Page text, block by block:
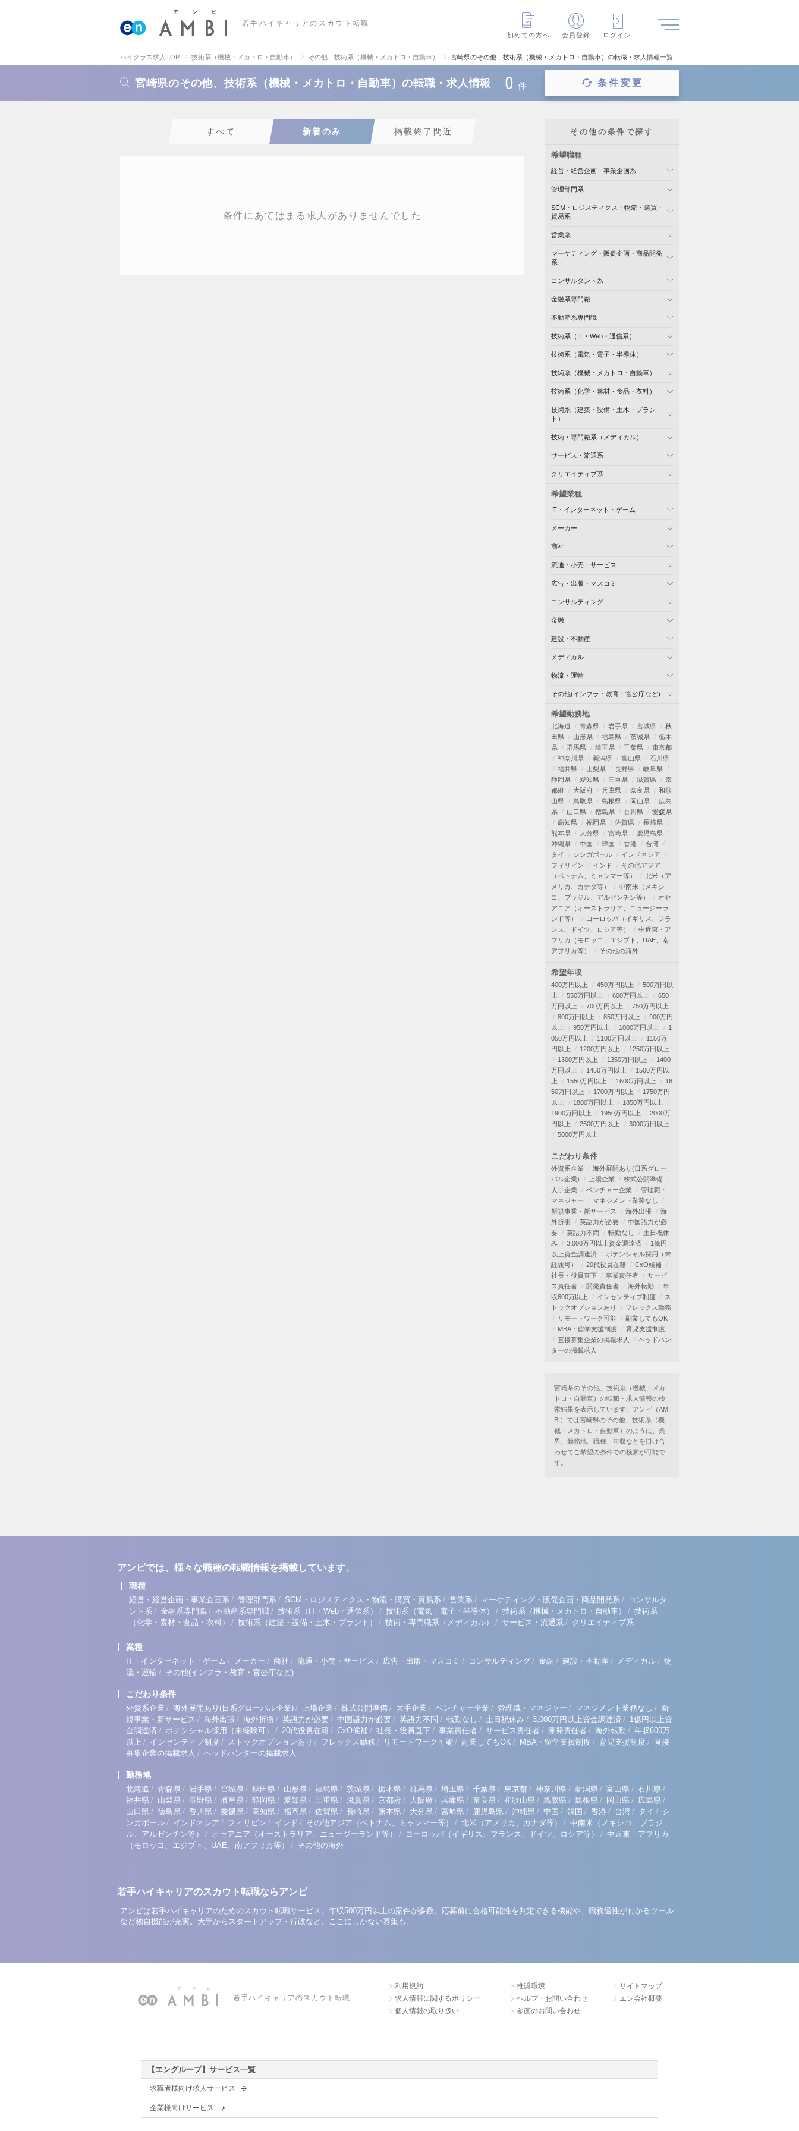
若手ハイキャリアのスカウト転職
初めての方へ
会員登録 ログイン
ハイクラス求人TOP 技術系（機械・メカトロ・自動車） その他、技術系（機械・メカトロ・自動車） 宮崎県のその他、技術系（機械・メカトロ・自動車）の転職・求人情報一覧
宮崎県のその他、技術系（機械・メカトロ・自動車）の転職・求人情報 0 件 条件変更
すべて 新着のみ 掲載終了間近
条件にあてはまる求人がありませんでした
その他の条件で探す
希望職種
経営・経営企画・事業企画系
管理部門系
SCM・ロジスティクス・物流・購買・
貿易系
営業系
マーケティング・販促企画・商品開発
系
コンサルタント系
金融系専門職
不動産系専門職
技術系（IT・Web・通信系）
技術系（電気・電子・半導体）
技術系（機械・メカトロ・自動車）
技術系（化学・素材・食品・衣料）
技術系（建築・設備・土木・プラン
ト）
技術・専門職系（メディカル）
サービス・流通系
クリエイティブ系
希望業種
IT・インターネット・ゲーム
メーカー
商社
流通・小売・サービス
広告・出版・マスコミ
コンサルティング
金融
建設・不動産
メディカル
物流・運輸
その他(インフラ・教育・官公庁など)
希望勤務地
北海道 青森県 岩手県 宮城県
秋
田県
山形県 福島県 茨城県
栃木
県
群馬県 埼玉県 千葉県
東京都
神奈川県
新潟県 富山県
石川県
福井県
山梨県 長野県
岐阜県
静岡県
愛知県 三重県 滋賀県
京
都府
大阪府 兵庫県 奈良県
和歌
山県
鳥取県 島根県 岡山県
広島
県
山口県 徳島県 香川県
愛媛県
高知県
福岡県 佐賀県
長崎県
熊本県
大分県 宮崎県
鹿児島県
沖縄県
中国 韓国 香港
台湾
タイ
シンガポール
インドネシア
フィリピン
インド
その他アジア
（ベトナム、ミャンマー等）
北米（ア
メリカ、カナダ等）
中南米（メキシ
コ、ブラジル、アルゼンチン等）
オセ
アニア（オーストラリア、ニュージーラ
ンド等）
ヨーロッパ（イギリス、フラ
ンス、ドイツ、ロシア等）
中近東・ア
フリカ（モロッコ、エジプト、UAE、南
アフリカ等）
その他の海外
希望年収
400万円以上 450万円以上
500万円以
上
550万円以上 600万円以上
650
万円以上
700万円以上
750万円以上
800万円以上
850万円以上
900万円
以上
950万円以上 1000万円以上
1
050万円以上
1100万円以上
1150万
円以上
1200万円以上
1250万円以上
1300万円以上
1350万円以上
1400
万円以上
1450万円以上
1500万円以
上
1550万円以上 1600万円以上
16
50万円以上
1700万円以上
1750万円
以上
1800万円以上
1850万円以上
1900万円以上
1950万円以上
2000万
円以上
2500万円以上
3000万円以上
5000万円以上
こだわり条件
外資系企業
海外展開あり(日系グロー
バル企業)
上場企業
株式公開準備
大手企業
ベンチャー企業
管理職・
マネジャー
マネジメント業務なし
新規事業・新サービス
海外出張
海
外折衝
英語力が必要
中国語力が必
要
英語力不問 転勤なし
土日祝休
み
3,000万円以上資金調達済
1億円
以上資金調達済
ポテンシャル採用（未
経験可）
20代役員在籍
CxO候補
社長・役員直下
事業責任者
サービ
ス責任者
開発責任者 海外転勤
年
収600万以上
インセンティブ制度
ス
トックオプションあり
フレックス勤務
リモートワーク可能
副業してもOK
MBA・留学支援制度
育児支援制度
直接募集企業の掲載求人
ヘッドハン
ターの掲載求人
宮崎県のその他、技術系（機械・メカ
トロ・自動車）の転職・求人情報の検
索結果を表示しています。アンビ（AM
BI）では宮崎県のその他、技術系（機
械・メカトロ・自動車）のように、業
界、勤務地、職種、年収などを掛け合
わせてご希望の条件での検索が可能で
す。
アンビでは、様々な職種の転職情報を掲載しています。
職種
経営・経営企画・事業企画系 / 管理部門系 / SCM・ロジスティクス・物流・購買・貿易系 / 営業系 / マーケティング・販促企画・商品開発系 / コンサルタ
ント系 / 金融系専門職 / 不動産系専門職 / 技術系（IT・Web・通信系） / 技術系（電気・電子・半導体） / 技術系（機械・メカトロ・自動車） / 技術系
（化学・素材・食品・衣料）
/ 技術系（建築・設備・土木・プラント） / 技術・専門職系（メディカル） / サービス・流通系 / クリエイティブ系
業種
IT・インターネット・ゲーム / メーカー / 商社 / 流通・小売・サービス / 広告・出版・マスコミ / コンサルティング / 金融 / 建設・不動産 / メディカル / 物
流・運輸 / その他(インフラ・教育・官公庁など)
こだわり条件
外資系企業 / 海外展開あり(日系グローバル企業) / 上場企業 / 株式公開準備 / 大手企業 / ベンチャー企業 / 管理職・マネジャー / マネジメント業務なし / 新
規事業・新サービス / 海外出張 / 海外折衝 / 英語力が必要 / 中国語力が必要 / 英語力不問 / 転勤なし / 土日祝休み / 3,000万円以上資金調達済 / 1億円以上資
金調達済 / ポテンシャル採用（未経験可） / 20代役員在籍 / CxO候補 / 社長・役員直下 / 事業責任者 / サービス責任者 / 開発責任者 / 海外転勤 / 年収600万
以上 / インセンティブ制度 / ストックオプションあり / フレックス勤務 / リモートワーク可能 / 副業してもOK / MBA・留学支援制度 / 育児支援制度 / 直接
募集企業の掲載求人 / ヘッドハンターの掲載求人
勤務地
北海道 / 青森県 / 岩手県 / 宮城県 / 秋田県 / 山形県 / 福島県 / 茨城県 / 栃木県 / 群馬県 / 埼玉県 / 千葉県 / 東京都 / 神奈川県 / 新潟県 / 富山県 / 石川県 /
福井県 / 山梨県 / 長野県 / 岐阜県 / 静岡県 / 愛知県 / 三重県 / 滋賀県 / 京都府 / 大阪府 / 兵庫県 / 奈良県 / 和歌山県 / 鳥取県 / 島根県 / 岡山県 / 広島県 /
山口県 / 徳島県 / 香川県 / 愛媛県 / 高知県 / 福岡県 / 佐賀県 / 長崎県 / 熊本県 / 大分県 / 宮崎県 / 鹿児島県 / 沖縄県 / 中国 / 韓国 / 香港 / 台湾 / タイ / シ
ンガポール / インドネシア / フィリピン / インド / その他アジア（ベトナム、ミャンマー等） / 北米（アメリカ、カナダ等） / 中南米（メキシコ、ブラジ
ル、アルゼンチン等）
/ オセアニア（オーストラリア、ニュージーランド等） / ヨーロッパ（イギリス、フランス、ドイツ、ロシア等） / 中近東・アフリカ
（モロッコ、エジプト、UAE、南アフリカ等）
/ その他の海外
若手ハイキャリアのスカウト転職ならアンビ
アンビは若手ハイキャリアのためのスカウト転職サービス。年収500万円以上の案件が多数。応募前に合格可能性を判定できる機能や、職務適性がわかるツール
など独自機能が充実。大手からスタートアップ・行政など、ここにしかない募集も。
若手ハイキャリアのスカウト転職
利用規約
求人情報に関するポリシー
個人情報の取り扱い
推奨環境
ヘルプ・お問い合わせ
参画のお問い合わせ
サイトマップ
エン会社概要
【エングループ】サービス一覧
求職者様向け求人サービス
企業様向けサービス